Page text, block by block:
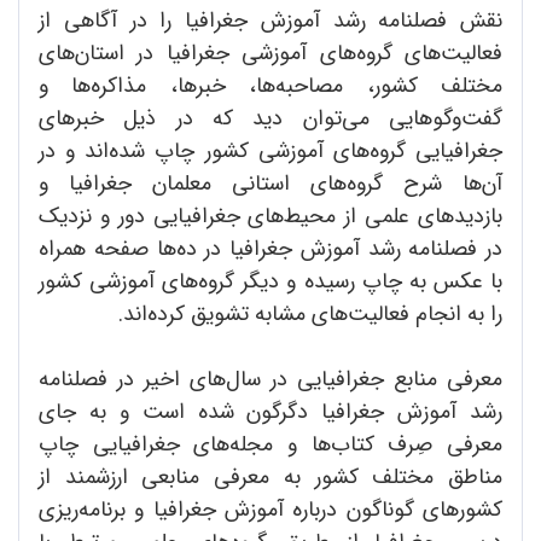
نقش فصلنامه رشد آموزش جغرافیا را در آگاهی از
فعالیت‌های گروه‌های آموزشی جغرافیا در استان‌های
مختلف کشور، مصاحبه‌ها، خبرها، مذاکره‌ها و
گفت‌وگوهایی می‌توان دید که در ذیل خبرهای
جغرافیایی گروه‌های آموزشی کشور چاپ شده‌اند و در
آن‌ها شرح گروه‌های استانی معلمان جغرافیا و
بازدیدهای علمی از محیط‌های جغرافیایی دور و نزدیک
در فصلنامه رشد آموزش جغرافیا در ده‌ها صفحه همراه
با عکس‌ به چاپ رسیده و دیگر گروه‌های آموزشی کشور
را به انجام فعالیت‌های مشابه تشویق کرده‌اند.
معرفی منابع جغرافیایی در سال‌های اخیر در فصلنامه
رشد آموزش جغرافیا دگرگون شده است و به جای
معرفی صِرف کتاب‌ها و مجله‌های جغرافیایی چاپ
مناطق مختلف کشور به معرفی منابعی ارزشمند از
کشورهای گوناگون درباره آموزش جغرافیا و برنامه‌ریزی